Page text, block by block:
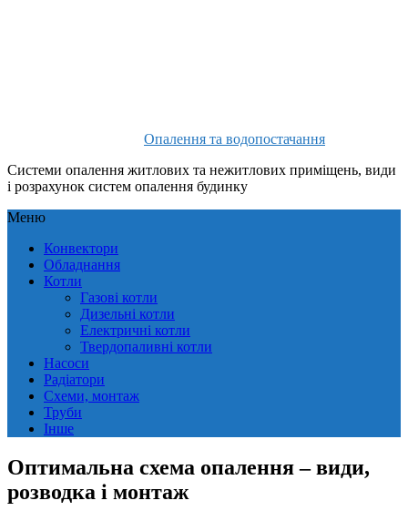
Опалення та водопостачання
Системи опалення житлових та нежитлових приміщень, види
і розрахунок систем опалення будинку
Меню
Конвектори
Обладнання
Котли
Газові котли
Дизельні котли
Електричні котли
Твердопаливні котли
Насоси
Радіатори
Схеми, монтаж
Труби
Інше
Оптимальна схема опалення – види,
розводка і монтаж